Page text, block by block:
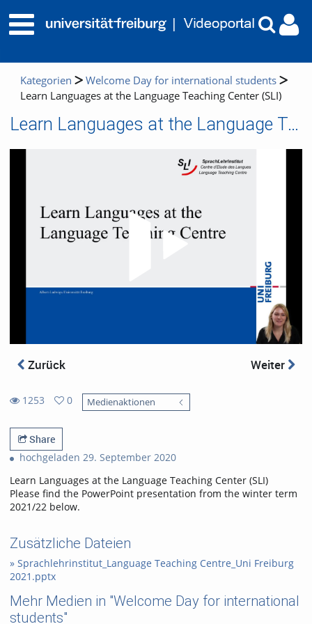
Kategorien
Welcome Day for international students
Learn Languages at the Language Teaching Center (SLI)
Learn Languages at the Language Teaching Center (SLI)
Zurück Weiter
1253
views
0
favorites
Medienaktionen
Share
hochgeladen 29. September 2020
Learn Languages at the Language Teaching Center (SLI)
Please find the PowerPoint presentation from the winter term
2021/22 below.
Zusätzliche Dateien
» Sprachlehrinstitut_Language Teaching Centre_Uni Freiburg
2021.pptx
Mehr Medien in "Welcome Day for international
students"